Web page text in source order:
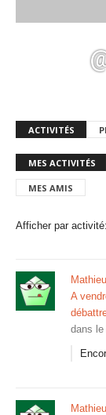
ACTIVITÉS
MES ACTIVITÉS
MES AMIS
Afficher par activité:
A
dans le